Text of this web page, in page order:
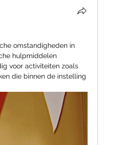
omstandigheden in
hulpmiddelen
voor activiteiten zoals
die binnen de instelling